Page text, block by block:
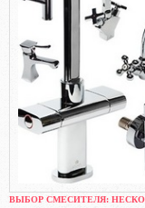
ВЫБОР СМЕСИТЕЛЯ: